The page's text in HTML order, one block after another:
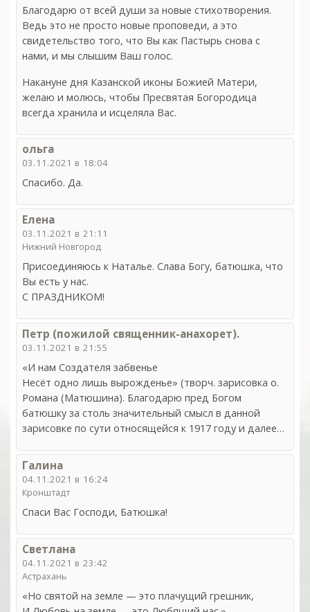
Благодарю от всей души за новые стихотворения.
Ведь это не просто новые проповеди, а это
свидетельство того, что Вы как Пастырь снова с
нами, и мы слышим Ваш голос.
Накануне дня Казанской иконы Божией Матери,
желаю и молюсь, чтобы Пресвятая Богородица
всегда хранила и исцеляла Вас.
ольга
03.11.2021 в 18:04
Спасибо. Да.
Елена
03.11.2021 в 21:11
Нижний Новгород
Присоединяюсь к Наталье. Слава Богу, батюшка, что
Вы есть у нас.
С ПРАЗДНИКОМ!
Петр (пожилой священник-анахорет).
03.11.2021 в 21:55
«И нам Создателя забвенье
Несёт одно лишь вырожденье» (творч. зарисовка о.
Романа (Матюшина). Благодарю пред Богом
батюшку за столь значительный смысл в данной
зарисовке по сути относящейся к 1917 году и далее…
Галина
04.11.2021 в 16:24
Кронштадт
Спаси Вас Господи, Батюшка!
Светлана
04.11.2021 в 23:42
Астрахань
«Но святой на земле — это плачущий грешник,